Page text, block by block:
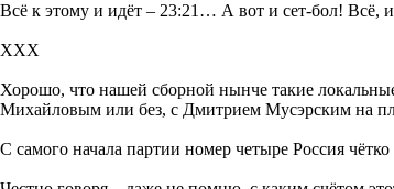
Всё к этому и идёт – 23:21… А вот и сет-бол! Всё,
ХХХ
Хорошо, что нашей сборной нынче такие
Михайловым или без, с Дмитрием Мусэрским на
С самого начала партии номер четыре Россия